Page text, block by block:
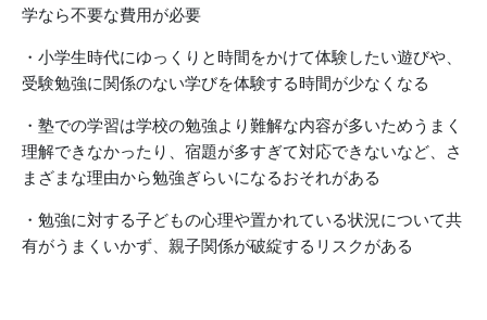
学なら不要な費用が必要
・小学生時代にゆっくりと時間をかけて体験したい遊びや、
受験勉強に関係のない学びを体験する時間が少なくなる
・塾での学習は学校の勉強より難解な内容が多いためうまく
理解できなかったり、宿題が多すぎて対応できないなど、さ
まざまな理由から勉強ぎらいになるおそれがある
・勉強に対する子どもの心理や置かれている状況について共
有がうまくいかず、親子関係が破綻するリスクがある